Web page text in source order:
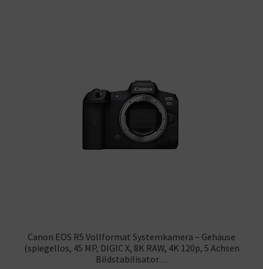
Canon EOS R5 Vollformat Systemkamera – Gehäuse
(spiegellos, 45 MP, DIGIC X, 8K RAW, 4K 120p, 5 Achsen
Bildstabilisator…